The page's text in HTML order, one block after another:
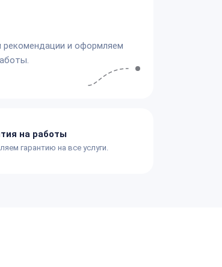
и оформляем
на работы
гарантию на все услуги.